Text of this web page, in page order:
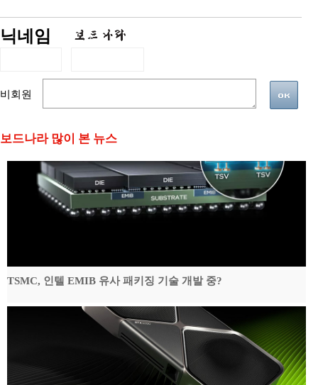
닉네임
비회원
보드나라 많이 본 뉴스
TSMC, 인텔 EMIB 유사 패키징 기술 개발 중?